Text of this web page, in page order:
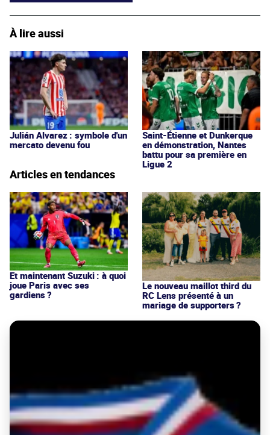
À lire aussi
Julián Alvarez : symbole d'un
mercato devenu fou
Saint-Étienne et Dunkerque
en démonstration, Nantes
battu pour sa première en
Ligue 2
Articles en tendances
Et maintenant Suzuki : à quoi
joue Paris avec ses
gardiens ?
Le nouveau maillot third du
RC Lens présenté à un
mariage de supporters ?